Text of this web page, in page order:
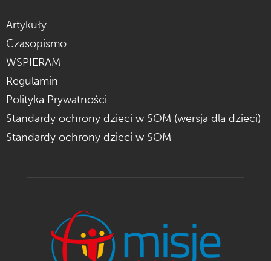
Artykuły
Czasopismo
WSPIERAM
Regulamin
Polityka Prywatności
Standardy ochrony dzieci w SOM (wersja dla dzieci)
Standardy ochrony dzieci w SOM